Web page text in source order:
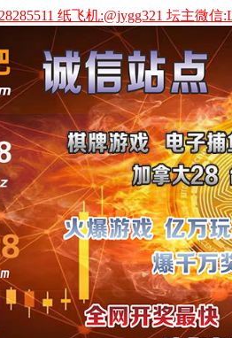
纸飞机:@jygg321 坛主微信